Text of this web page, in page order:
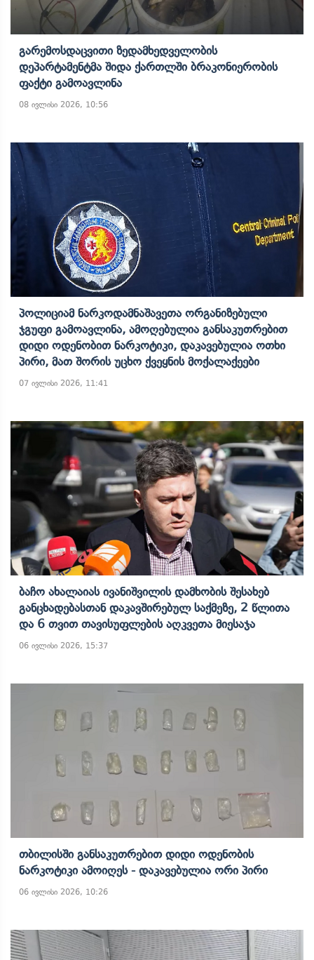
Გარემოსდაცვითი Ზედამხედველობის
Დეპარტამენტმა Შიდა Ქართლში Ბრაკონიერობის
Ფაქტი Გამოავლინა
08 ივლისი 2026, 10:56
Პოლიციამ Ნარკოდამნაშავეთა Ორგანიზებული
Ჯგუფი Გამოავლინა, Ამოღებულია Განსაკუთრებით
Დიდი Ოდენობით Ნარკოტიკი, Დაკავებულია Ოთხი
Პირი, Მათ Შორის Უცხო Ქვეყნის Მოქალაქეები
07 ივლისი 2026, 11:41
Ბაჩო Ახალაიას Ივანიშვილის Დამხობის Შესახებ
Განცხადებასთან Დაკავშირებულ Საქმეზე, 2 Წლითა
Და 6 Თვით Თავისუფლების Აღკვეთა Მიესაჯა
06 ივლისი 2026, 15:37
Თბილისში Განსაკუთრებით Დიდი Ოდენობის
Ნარკოტიკი Ამოიღეს - Დაკავებულია Ორი Პირი
06 ივლისი 2026, 10:26